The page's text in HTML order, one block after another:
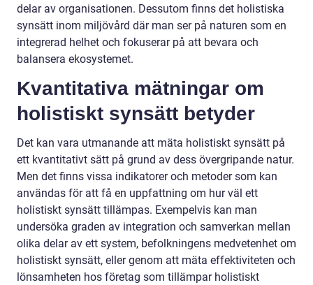
delar av organisationen. Dessutom finns det holistiska
synsätt inom miljövård där man ser på naturen som en
integrerad helhet och fokuserar på att bevara och
balansera ekosystemet.
Kvantitativa mätningar om
holistiskt synsätt betyder
Det kan vara utmanande att mäta holistiskt synsätt på
ett kvantitativt sätt på grund av dess övergripande natur.
Men det finns vissa indikatorer och metoder som kan
användas för att få en uppfattning om hur väl ett
holistiskt synsätt tillämpas. Exempelvis kan man
undersöka graden av integration och samverkan mellan
olika delar av ett system, befolkningens medvetenhet om
holistiskt synsätt, eller genom att mäta effektiviteten och
lönsamheten hos företag som tillämpar holistiskt